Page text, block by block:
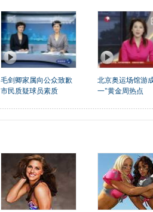
毛剑卿家属向公众致歉
市民质疑球员素质
北京奥运场馆游
一"黄金周热点